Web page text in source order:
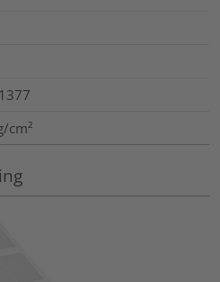
cm²